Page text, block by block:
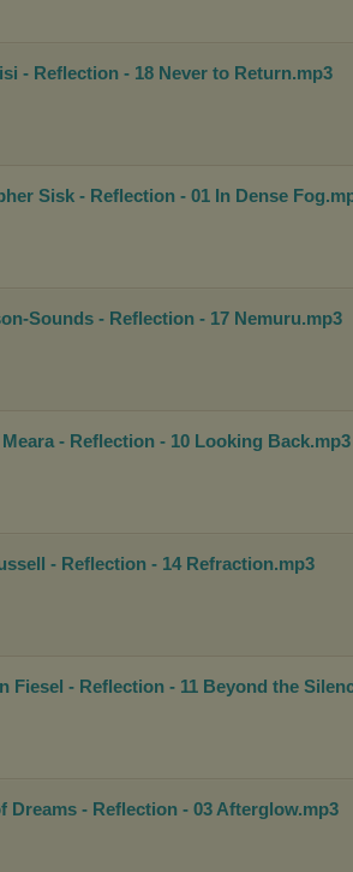
- Reflection - 18 Never to Return.mp3
Sisk - Reflection - 01 In Dense Fog
Sounds - Reflection - 17 Nemuru.mp3
Meara - Reflection - 10 Looking Back.mp3
- Reflection - 14 Refraction.mp3
Fiesel - Reflection - 11 Beyond the Sile
Dreams - Reflection - 03 Afterglow.mp3